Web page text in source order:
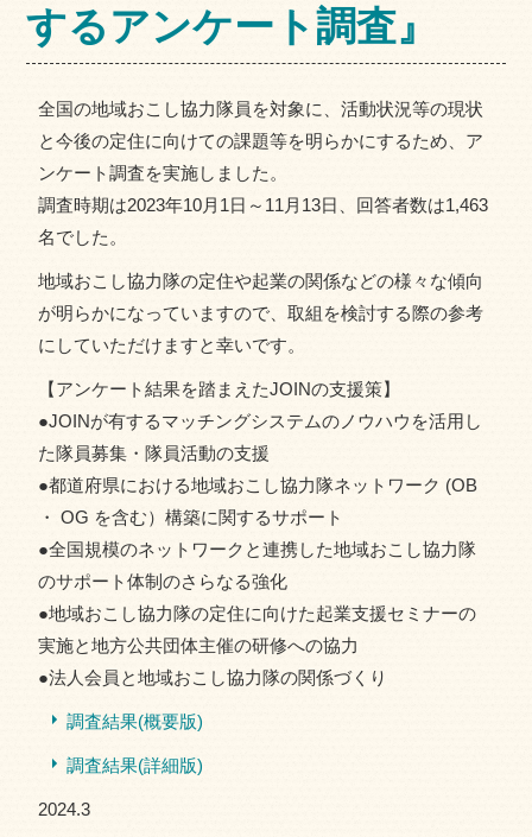
するアンケート調査』
全国の地域おこし協力隊員を対象に、活動状況等の現状
と今後の定住に向けての課題等を明らかにするため、ア
ンケート調査を実施しました。
調査時期は2023年10月1日～11月13日、回答者数は1,463
名でした。
地域おこし協力隊の定住や起業の関係などの様々な傾向
が明らかになっていますので、取組を検討する際の参考
にしていただけますと幸いです。
【アンケート結果を踏まえたJOINの支援策】
●JOINが有するマッチングシステムのノウハウを活用し
た隊員募集・隊員活動の支援
●都道府県における地域おこし協力隊ネットワーク (OB
・ OG を含む）構築に関するサポート
●全国規模のネットワークと連携した地域おこし協力隊
のサポート体制のさらなる強化
●地域おこし協力隊の定住に向けた起業支援セミナーの
実施と地方公共団体主催の研修への協力
●法人会員と地域おこし協力隊の関係づくり
調査結果(概要版)
調査結果(詳細版)
2024.3